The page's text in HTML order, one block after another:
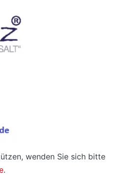
wenden Sie sich bitte
.